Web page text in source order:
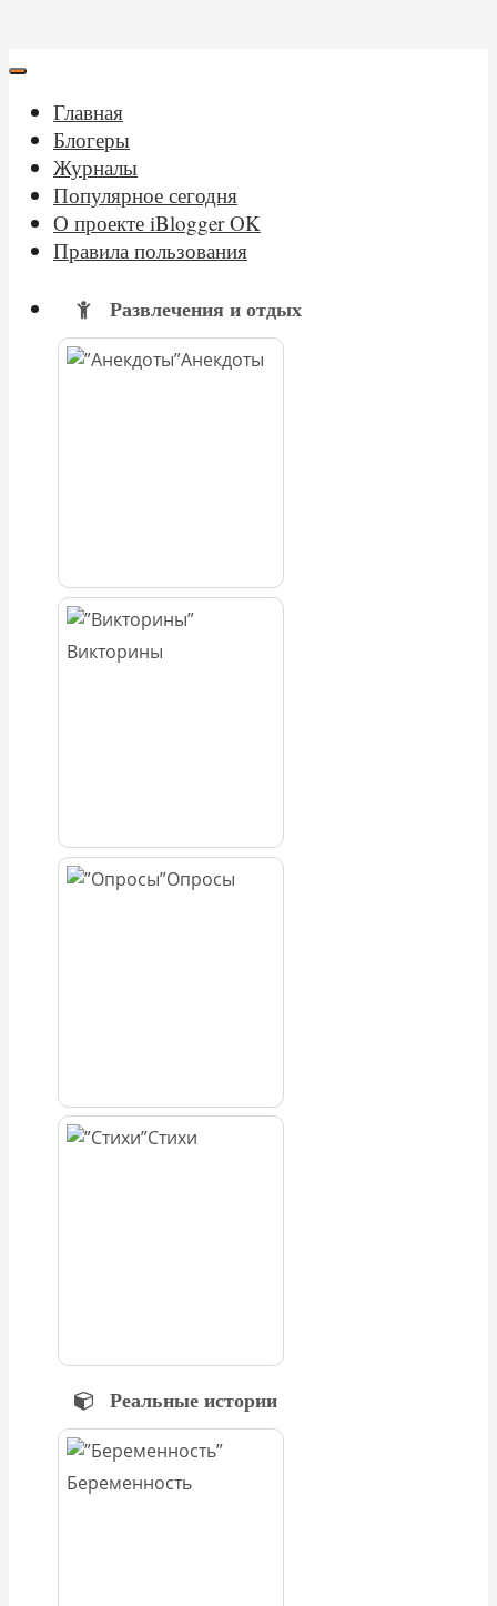
Главная
Блогеры
Журналы
Популярное сегодня
О проекте iBlogger OK
Правила пользования
Развлечения и отдых
Анекдоты
Викторины
Опросы
Стихи
Реальные истории
Беременность